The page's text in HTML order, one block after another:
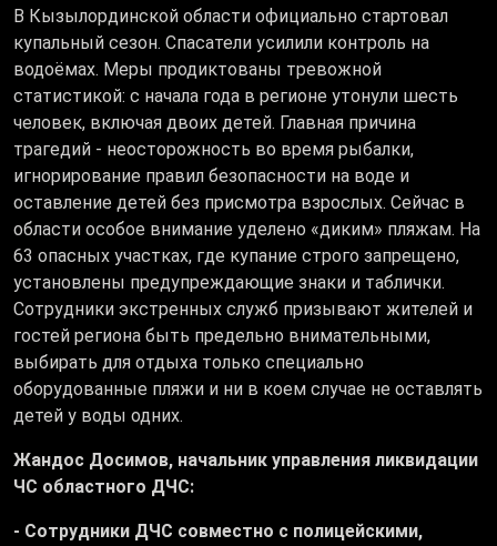
В Кызылординской области официально стартовал
купальный сезон. Спасатели усилили контроль на
водоёмах. Меры продиктованы тревожной
статистикой: с начала года в регионе утонули шесть
человек, включая двоих детей. Главная причина
трагедий - неосторожность во время рыбалки,
игнорирование правил безопасности на воде и
оставление детей без присмотра взрослых. Сейчас в
области особое внимание уделено «диким» пляжам. На
63 опасных участках, где купание строго запрещено,
установлены предупреждающие знаки и таблички.
Сотрудники экстренных служб призывают жителей и
гостей региона быть предельно внимательными,
выбирать для отдыха только специально
оборудованные пляжи и ни в коем случае не оставлять
детей у воды одних.
Жандос Досимов, начальник управления ликвидации
ЧС областного ДЧС:
- Сотрудники ДЧС совместно с полицейскими,